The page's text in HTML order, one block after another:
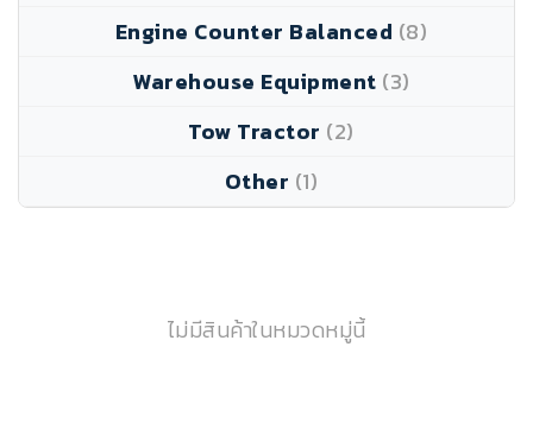
Engine Counter Balanced (8)
Warehouse Equipment (3)
Tow Tractor (2)
Other (1)
ไม่มีสินค้าในหมวดหมู่นี้